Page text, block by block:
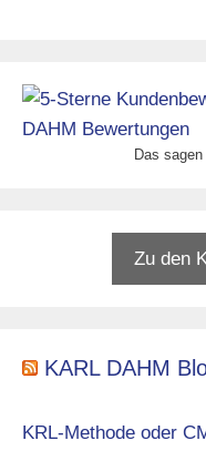
Das
Zu den
KARL DAHM
KRL-Methode oder